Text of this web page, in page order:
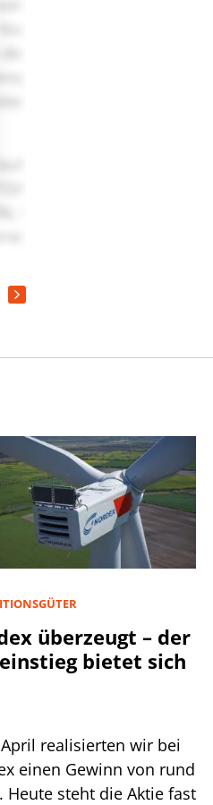
überzeugt – der
bietet sich
realisierten wir bei
einen Gewinn von rund
Heute steht die Aktie fast